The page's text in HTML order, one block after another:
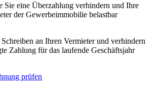
Sie eine Überzahlung verhindern und Ihre
der Gewerbeimmobilie belastbar
Schreiben an Ihren Vermieter und verhindern
Zahlung für das laufende Geschäftsjahr
prüfen